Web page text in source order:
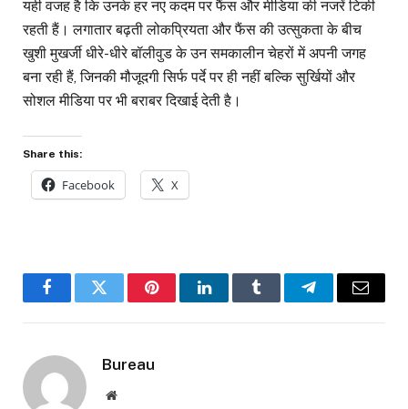
यही वजह है कि उनके हर नए कदम पर फैंस और मीडिया की नजरें टिकी
रहती हैं। लगातार बढ़ती लोकप्रियता और फैंस की उत्सुकता के बीच
खुशी मुखर्जी धीरे-धीरे बॉलीवुड के उन समकालीन चेहरों में अपनी जगह
बना रही हैं, जिनकी मौजूदगी सिर्फ पर्दे पर ही नहीं बल्कि सुर्खियों और
सोशल मीडिया पर भी बराबर दिखाई देती है।
Share this:
Facebook X
FacebookTwitter PinterestLinkedInTumblr TelegramEmail
Bureau
Website